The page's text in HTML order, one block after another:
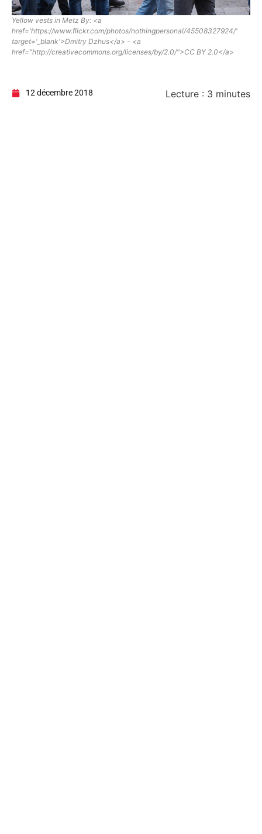
Yellow vests in Metz By: <a
href='https://www.flickr.com/photos/nothingpersonal/45508327924/'
target='_blank'>Dmitry Dzhus</a> - <a
href="http://creativecommons.org/licenses/by/2.0/">CC BY 2.0</a>
12 décembre 2018 Lecture : 3 minutes